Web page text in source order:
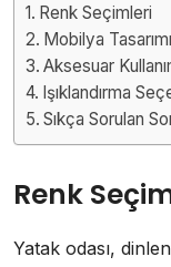
Renk Seçimleri
Mobilya Tasarımı
Aksesuar
Işıklandırma
Sıkça Sorulan
Renk
Yatak odası,